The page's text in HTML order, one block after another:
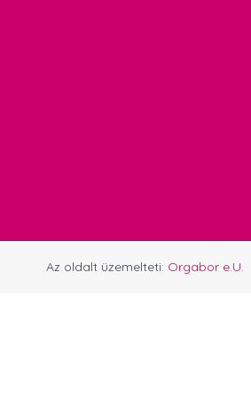
Az oldalt üzemelteti: Orgabor e.U.